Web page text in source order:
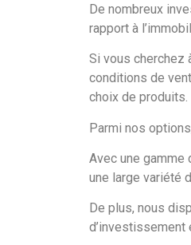
De nombreux
rapport à
Si vous cherchez
conditions de
choix de produits.
Parmi nos
Avec une gamme
une large variété
De plus, nous
d’investissement